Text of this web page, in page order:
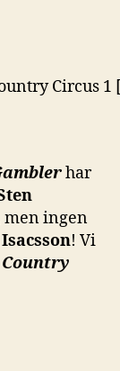
har
men ingen
! Vi
Country